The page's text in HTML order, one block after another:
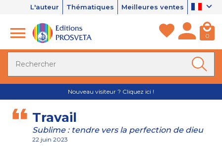
L'auteur Thématiques Meilleures ventes
0
Nouveau visiteur ? Cliquez ici !
Travail
Sublime : tendre vers la perfection de dieu
22 juin 2023